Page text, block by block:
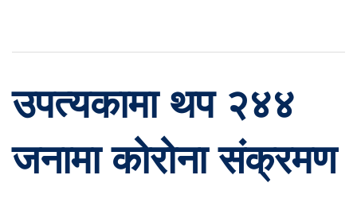
उपत्यकामा थप २४४
जनामा कोरोना संक्रमण